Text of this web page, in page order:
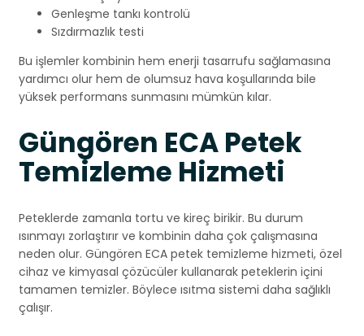
Genleşme tankı kontrolü
Sızdırmazlık testi
Bu işlemler kombinin hem enerji tasarrufu sağlamasına
yardımcı olur hem de olumsuz hava koşullarında bile
yüksek performans sunmasını mümkün kılar.
Güngören ECA Petek
Temizleme Hizmeti
Peteklerde zamanla tortu ve kireç birikir. Bu durum
ısınmayı zorlaştırır ve kombinin daha çok çalışmasına
neden olur. Güngören ECA petek temizleme hizmeti, özel
cihaz ve kimyasal çözücüler kullanarak peteklerin içini
tamamen temizler. Böylece ısıtma sistemi daha sağlıklı
çalışır.